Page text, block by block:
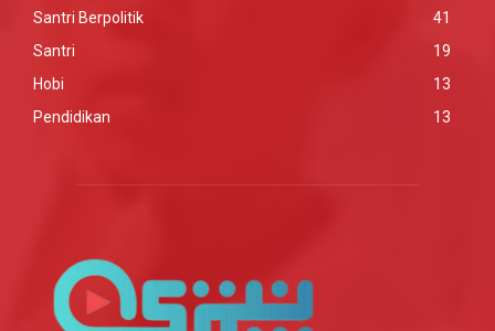
Santri Berpolitik
41
Santri
19
Hobi
13
Pendidikan
13